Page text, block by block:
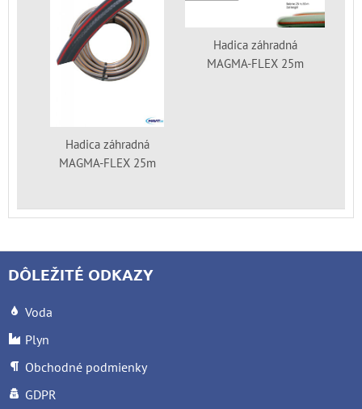
Hadica záhradná
MAGMA-FLEX 25m
Hadica záhradná
MAGMA-FLEX 25m
DÔLEŽITÉ ODKAZY
Voda
Plyn
Obchodné podmienky
GDPR